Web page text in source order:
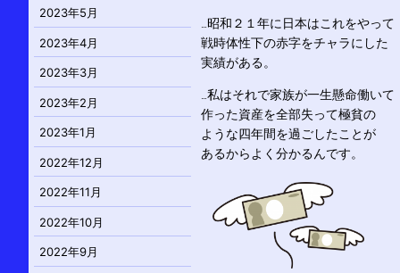
…昭和２１年に日本はこれをやって
戦時体性下の赤字をチャラにした
実績がある。
…私はそれで家族が一生懸命働いて
作った資産を全部失って極貧の
ような四年間を過ごしたことが
あるからよく分かるんです。
2023年5月
2023年4月
2023年3月
2023年2月
2023年1月
2022年12月
2022年11月
2022年10月
2022年9月